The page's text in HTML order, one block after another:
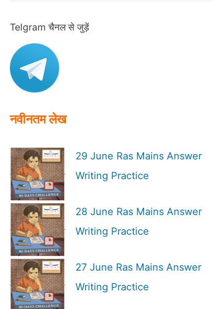
r
f
o
Telgram चैनल से जुड़ें
नवीनतम लेख
29 June Ras Mains Answer
Writing Practice
28 June Ras Mains Answer
Writing Practice
27 June Ras Mains Answer
Writing Practice